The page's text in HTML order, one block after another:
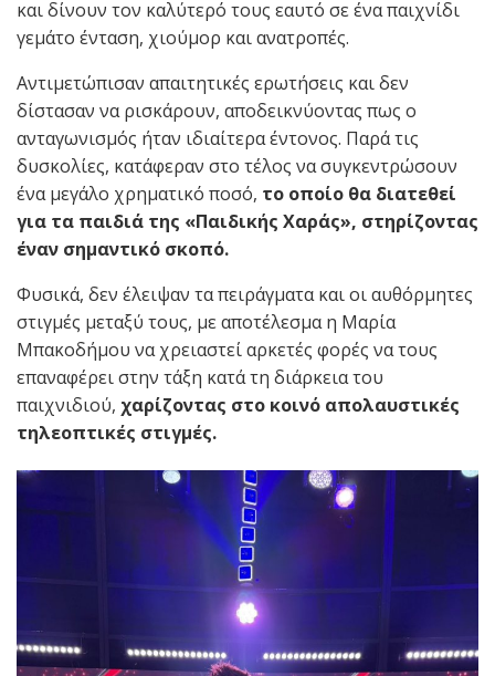
και δίνουν τον καλύτερό τους εαυτό σε ένα παιχνίδι
γεμάτο ένταση, χιούμορ και ανατροπές.
Αντιμετώπισαν απαιτητικές ερωτήσεις και δεν
δίστασαν να ρισκάρουν, αποδεικνύοντας πως ο
ανταγωνισμός ήταν ιδιαίτερα έντονος. Παρά τις
δυσκολίες, κατάφεραν στο τέλος να συγκεντρώσουν
ένα μεγάλο χρηματικό ποσό, το οποίο θα διατεθεί
για τα παιδιά της «Παιδικής Χαράς», στηρίζοντας
έναν σημαντικό σκοπό.
Φυσικά, δεν έλειψαν τα πειράγματα και οι αυθόρμητες
στιγμές μεταξύ τους, με αποτέλεσμα η Μαρία
Μπακοδήμου να χρειαστεί αρκετές φορές να τους
επαναφέρει στην τάξη κατά τη διάρκεια του
παιχνιδιού, χαρίζοντας στο κοινό απολαυστικές
τηλεοπτικές στιγμές.